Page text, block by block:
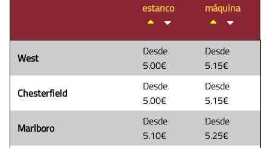
estanco
máquina
West
Desde
5.00€
Desde
5.15€
Chesterfield
Desde
5.00€
Desde
5.15€
Marlboro
Desde
5.10€
Desde
5.25€